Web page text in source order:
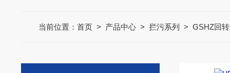
当前位置： 首页> 产品中心> 拦污系列 > GSHZ回